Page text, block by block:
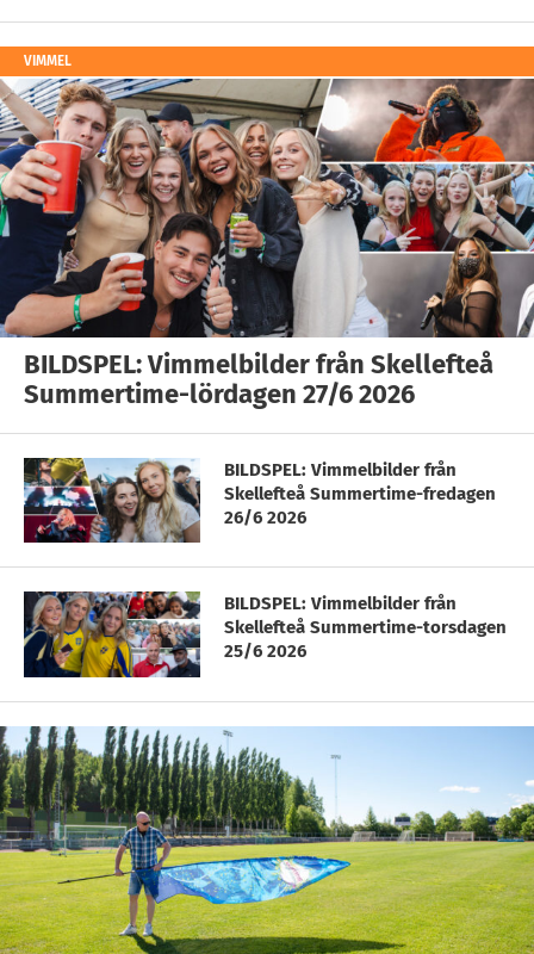
VIMMEL
BILDSPEL: Vimmelbilder från Skellefteå
Summertime-lördagen 27/6 2026
BILDSPEL: Vimmelbilder från
Skellefteå Summertime-fredagen
26/6 2026
BILDSPEL: Vimmelbilder från
Skellefteå Summertime-torsdagen
25/6 2026